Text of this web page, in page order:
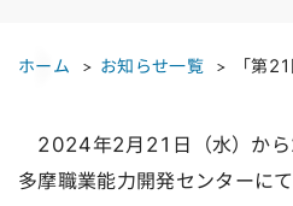
ホーム お知らせ一覧 「第
2024年2月21日（水）から
多摩職業能力開発センターに